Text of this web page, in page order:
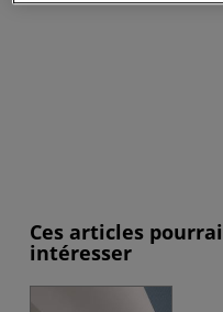
Ces articles
intéresser